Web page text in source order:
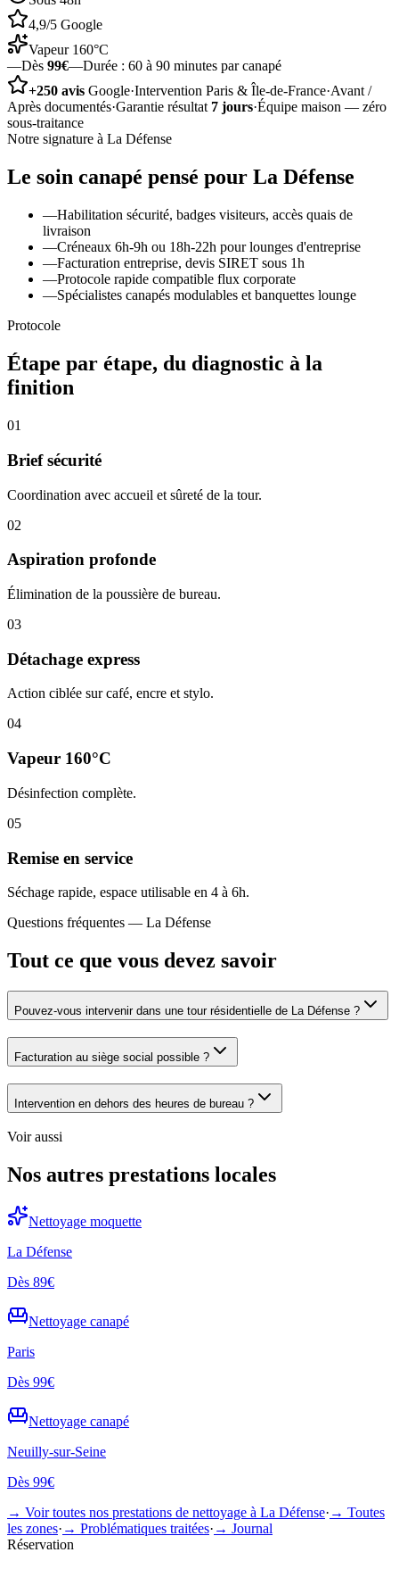
4,9/5 Google
Vapeur 160°C
—Dès 99€—Durée : 60 à 90 minutes par canapé
+250 avis Google·Intervention Paris & Île-de-France·Avant /
Après documentés·Garantie résultat 7 jours·Équipe maison — zéro
sous-traitance
Notre signature à La Défense
Le soin canapé pensé pour La Défense
—Habilitation sécurité, badges visiteurs, accès quais de
livraison
—Créneaux 6h-9h ou 18h-22h pour lounges d'entreprise
—Facturation entreprise, devis SIRET sous 1h
—Protocole rapide compatible flux corporate
—Spécialistes canapés modulables et banquettes lounge
Protocole
Étape par étape, du diagnostic à la
finition
01
Brief sécurité
Coordination avec accueil et sûreté de la tour.
02
Aspiration profonde
Élimination de la poussière de bureau.
03
Détachage express
Action ciblée sur café, encre et stylo.
04
Vapeur 160°C
Désinfection complète.
05
Remise en service
Séchage rapide, espace utilisable en 4 à 6h.
Questions fréquentes — La Défense
Tout ce que vous devez savoir
Pouvez-vous intervenir dans une tour résidentielle de La Défense ?
Facturation au siège social possible ?
Intervention en dehors des heures de bureau ?
Voir aussi
Nos autres prestations locales
Nettoyage moquette
La Défense
Dès 89€
Nettoyage canapé
Paris
Dès 99€
Nettoyage canapé
Neuilly-sur-Seine
Dès 99€
→ Voir toutes nos prestations de nettoyage à La Défense· → Toutes
les zones· → Problématiques traitées· → Journal
Réservation